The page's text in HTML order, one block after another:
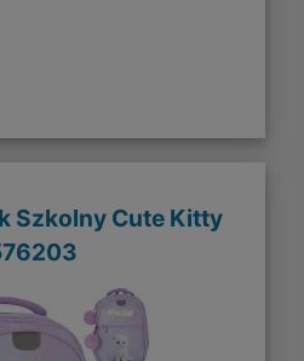
Szkolny Cute Kitty